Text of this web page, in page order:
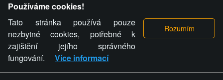
videa a komentáře. Osoba, které se toto opatření provozovatele
stránky týče, ani osoba, která umístila fotografii nebo video na
stránku, nemůže z důvodu odstranění fotografie, videa nebo
komentáře pro výše uvedenou okolnost uplatnit vůči
provozovateli stránky žádný nárok na náhradu škody nebo
nemajetkové újmy.
Používáme cookies!
Tato stránka používá pouze
nezbytné cookies, potřebné k
zajištění jejího správného
fungování.
Více informací